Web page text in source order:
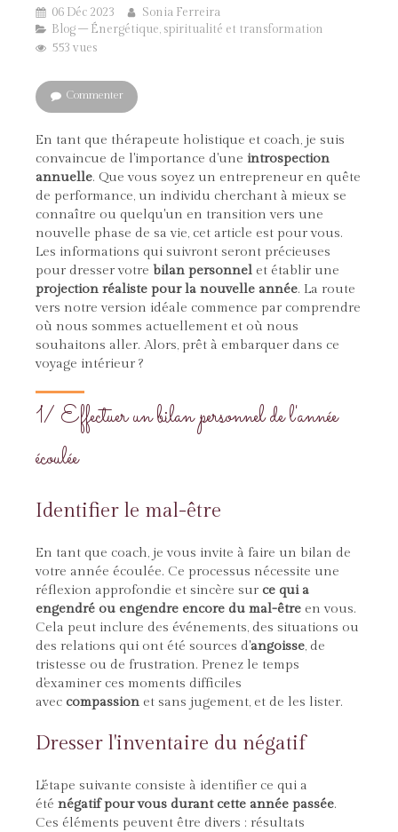
06 Déc 2023
Sonia Ferreira
Blog – Énergétique, spiritualité et transformation
553 vues
Commenter
En tant que thérapeute holistique et coach, je suis
convaincue de l'importance d'une introspection
annuelle. Que vous soyez un entrepreneur en quête
de performance, un individu cherchant à mieux se
connaître ou quelqu'un en transition vers une
nouvelle phase de sa vie, cet article est pour vous.
Les informations qui suivront seront précieuses
pour dresser votre bilan personnel et établir une
projection réaliste pour la nouvelle année. La route
vers notre version idéale commence par comprendre
où nous sommes actuellement et où nous
souhaitons aller. Alors, prêt à embarquer dans ce
voyage intérieur ?
1/ Effectuer un bilan personnel de l'année
écoulée
Identifier le mal-être
En tant que coach, je vous invite à faire un bilan de
votre année écoulée. Ce processus nécessite une
réflexion approfondie et sincère sur ce qui a
engendré ou engendre encore du mal-être en vous.
Cela peut inclure des événements, des situations ou
des relations qui ont été sources d'angoisse, de
tristesse ou de frustration. Prenez le temps
d'examiner ces moments difficiles
avec compassion et sans jugement, et de les lister.
Dresser l'inventaire du négatif
L'étape suivante consiste à identifier ce qui a
été négatif pour vous durant cette année passée.
Ces éléments peuvent être divers : résultats